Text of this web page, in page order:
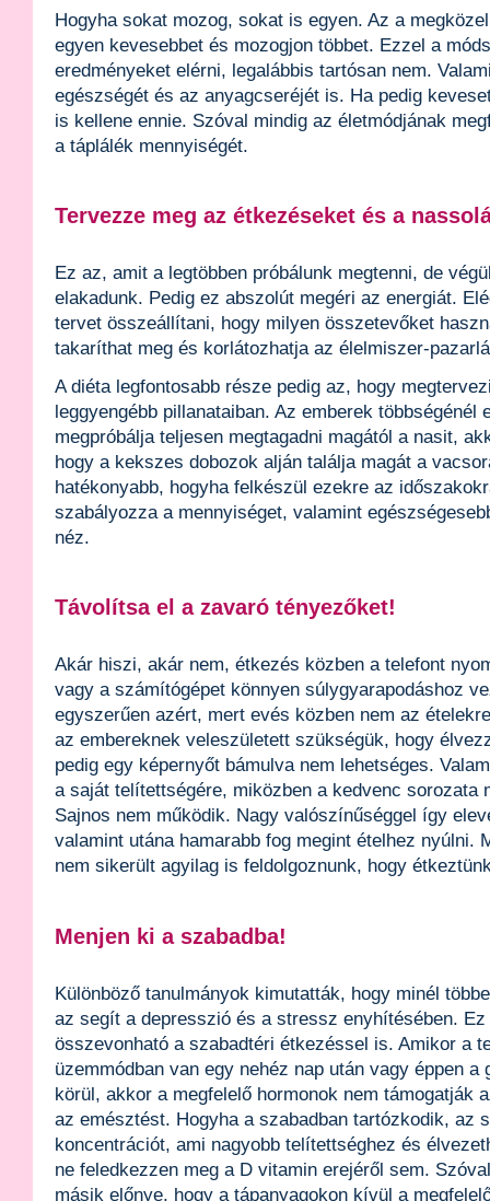
Hogyha sokat mozog, sokat is egyen. Az a
egyen kevesebbet és mozogjon többet. Ezzel a
eredményeket elérni, legalábbis tartósan nem.
egészségét és az anyagcseréjét is. Ha pedig
is kellene ennie. Szóval mindig az életmódjának
a táplálék mennyiségét.
Tervezze meg az étkezéseket és a
Ez az, amit a legtöbben próbálunk megtenni, de
elakadunk. Pedig ez abszolút megéri az energiát.
tervet összeállítani, hogy milyen összetevőket
takaríthat meg és korlátozhatja az élelmiszer-
A diéta legfontosabb része pedig az, hogy
leggyengébb pillanataiban. Az emberek többségénél
megpróbálja teljesen megtagadni magától a nasit,
hogy a kekszes dobozok alján találja magát a
hatékonyabb, hogyha felkészül ezekre az
szabályozza a mennyiséget, valamint
néz.
Távolítsa el a zavaró tényezőket!
Akár hiszi, akár nem, étkezés közben a telefont
vagy a számítógépet könnyen súlygyarapodáshoz
egyszerűen azért, mert evés közben nem az
az embereknek veleszületett szükségük, hogy
pedig egy képernyőt bámulva nem lehetséges.
a saját telítettségére, miközben a kedvenc sorozata
Sajnos nem működik. Nagy valószínűséggel így
valamint utána hamarabb fog megint ételhez nyúlni.
nem sikerült agyilag is feldolgoznunk, hogy
Menjen ki a szabadba!
Különböző tanulmányok kimutatták, hogy minél
az segít a depresszió és a stressz enyhítésében. Ez
összevonható a szabadtéri étkezéssel is. Amikor a
üzemmódban van egy nehéz nap után vagy éppen a
körül, akkor a megfelelő hormonok nem támogatják
az emésztést. Hogyha a szabadban tartózkodik, az
koncentrációt, ami nagyobb telítettséghez és
ne feledkezzen meg a D vitamin erejéről sem.
másik előnye, hogy a tápanyagokon kívül a